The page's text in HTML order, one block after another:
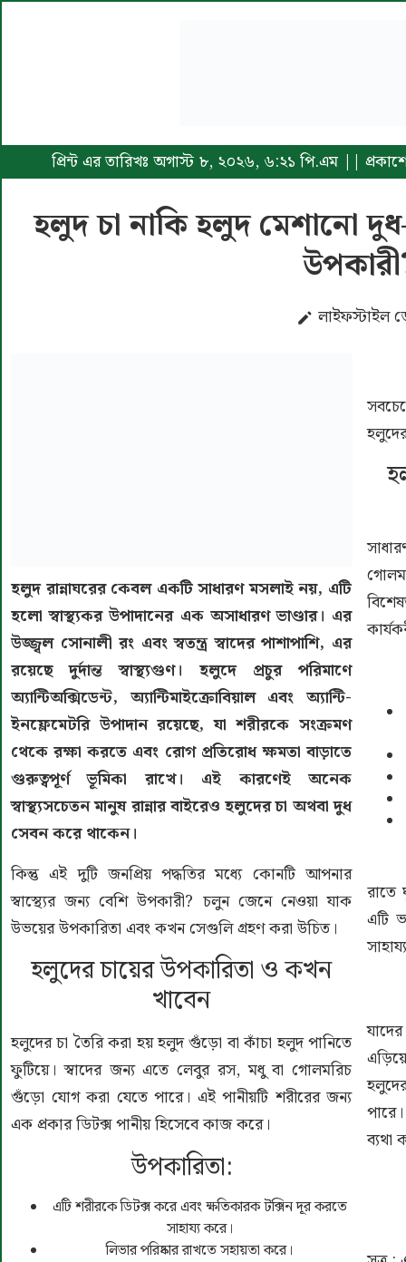
প্রিন্ট এর তারিখঃ অগাস্ট ৮, ২০২৬, ৬:২১ পি.এম ||
হলুদ চা নাকি হলুদ মেশানো
লাইফস্টাইল
হলুদ রান্নাঘরের কেবল একটি সাধারণ মসলাই নয়, এটি
হলো স্বাস্থ্যকর উপাদানের এক অসাধারণ ভাণ্ডার। এর
উজ্জ্বল সোনালী রং এবং স্বতন্ত্র স্বাদের পাশাপাশি, এর
রয়েছে দুর্দান্ত স্বাস্থ্যগুণ। হলুদে প্রচুর পরিমাণে
অ্যান্টিঅক্সিডেন্ট, অ্যান্টিমাইক্রোবিয়াল এবং অ্যান্টি-
ইনফ্লেমেটরি উপাদান রয়েছে, যা শরীরকে সংক্রমণ
থেকে রক্ষা করতে এবং রোগ প্রতিরোধ ক্ষমতা বাড়াতে
গুরুত্বপূর্ণ ভূমিকা রাখে। এই কারণেই অনেক
স্বাস্থ্যসচেতন মানুষ রান্নার বাইরেও হলুদের চা অথবা দুধ
সেবন করে থাকেন।
কিন্তু এই দুটি জনপ্রিয় পদ্ধতির মধ্যে কোনটি আপনার
স্বাস্থ্যের জন্য বেশি উপকারী? চলুন জেনে নেওয়া যাক
উভয়ের উপকারিতা এবং কখন সেগুলি গ্রহণ করা উচিত।
হলুদের চায়ের উপকারিতা ও কখন
খাবেন
হলুদের চা তৈরি করা হয় হলুদ গুঁড়ো বা কাঁচা হলুদ পানিতে
ফুটিয়ে। স্বাদের জন্য এতে লেবুর রস, মধু বা গোলমরিচ
গুঁড়ো যোগ করা যেতে পারে। এই পানীয়টি শরীরের জন্য
এক প্রকার ডিটক্স পানীয় হিসেবে কাজ করে।
উপকারিতা:
এটি শরীরকে ডিটক্স করে এবং ক্ষতিকারক টক্সিন দূর করতে
সাহায্য করে।
লিভার পরিষ্কার রাখতে সহায়তা করে।
এটি
ব্যথা